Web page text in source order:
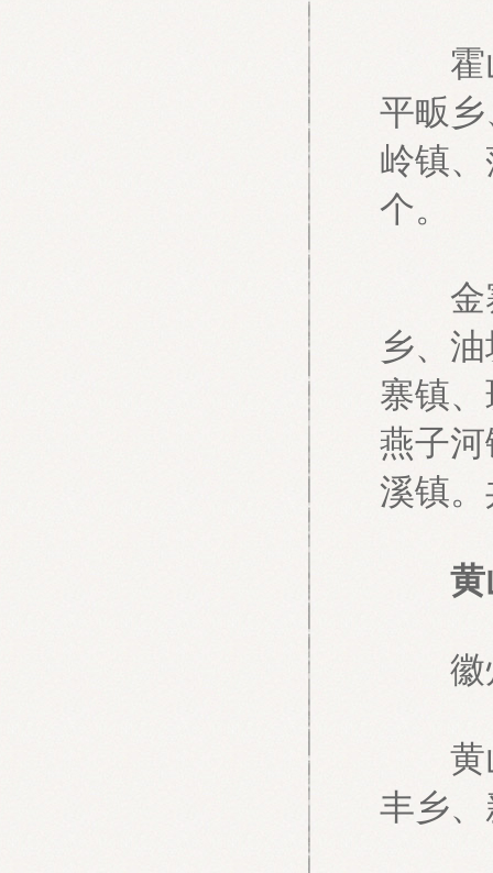
霍山
平畈
岭镇
个。
金寨
乡、
寨镇
燕子
溪镇
黄山
徽州
黄山
丰乡